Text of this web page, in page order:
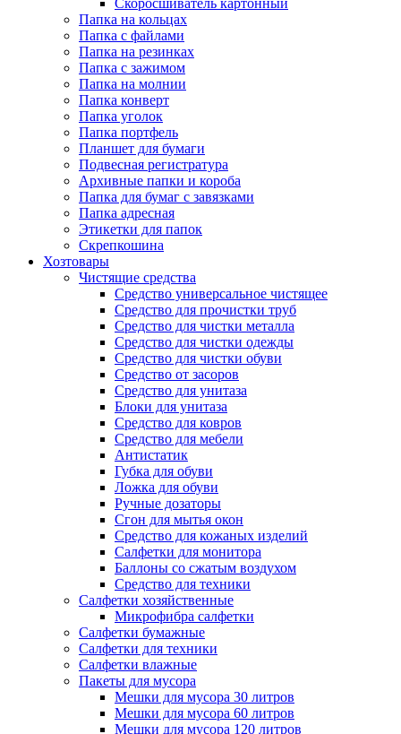
Скоросшиватель картонный
Папка на кольцах
Папка с файлами
Папка на резинках
Папка с зажимом
Папка на молнии
Папка конверт
Папка уголок
Папка портфель
Планшет для бумаги
Подвесная регистратура
Архивные папки и короба
Папка для бумаг с завязками
Папка адресная
Этикетки для папок
Скрепкошина
Хозтовары
Чистящие средства
Средство универсальное чистящее
Средство для прочистки труб
Средство для чистки металла
Средство для чистки одежды
Средство для чистки обуви
Средство от засоров
Средство для унитаза
Блоки для унитаза
Средство для ковров
Средство для мебели
Антистатик
Губка для обуви
Ложка для обуви
Ручные дозаторы
Сгон для мытья окон
Средство для кожаных изделий
Салфетки для монитора
Баллоны со сжатым воздухом
Средство для техники
Салфетки хозяйственные
Микрофибра салфетки
Салфетки бумажные
Салфетки для техники
Салфетки влажные
Пакеты для мусора
Мешки для мусора 30 литров
Мешки для мусора 60 литров
Мешки для мусора 120 литров